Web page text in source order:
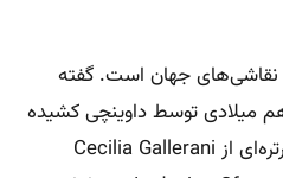
نقاشی‌های جهان است. گفته
میلادی توسط داوینچی کشیده
شده. نقاشی بانویی با قاقم پرتره‌ای از Cecilia Gallerani